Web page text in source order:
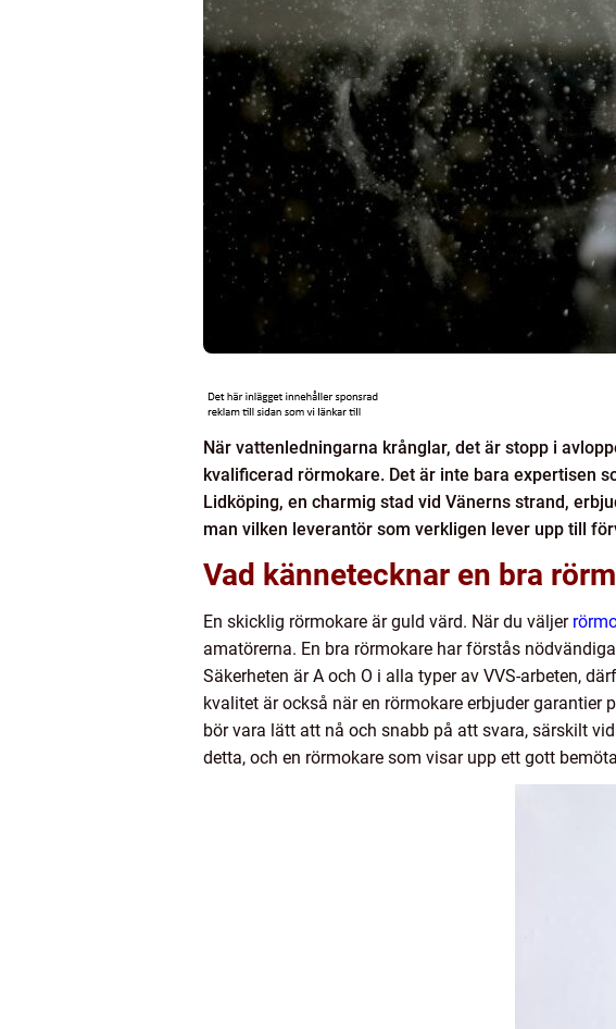
När vattenledningarna krånglar, det är stopp i
kvalificerad rörmokare. Det är inte bara expertisen
Lidköping, en charmig stad vid Vänerns strand,
man vilken leverantör som verkligen lever upp till
Vad kännetecknar en bra
En skicklig rörmokare är guld värd. När du väljer
amatörerna. En bra rörmokare har förstås
Säkerheten är A och O i alla typer av VVS-arbeten,
kvalitet är också när en rörmokare erbjuder
bör vara lätt att nå och snabb på att svara, särskilt
detta, och en rörmokare som visar upp ett gott